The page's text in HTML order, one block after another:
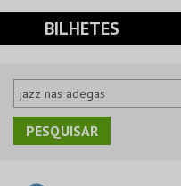
CARRINHO 0
MÚSICA & FESTIVAIS
BILHETES